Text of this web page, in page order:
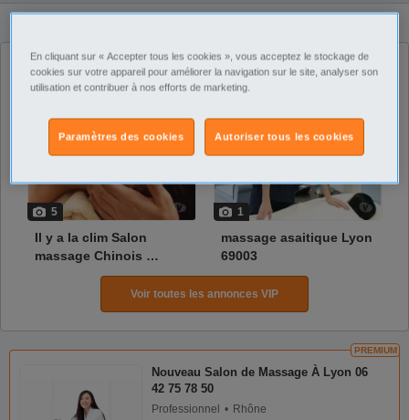
5
Il y a la clim Salon
massage Chinois
Thailand Tantrique
1
massage asaitique Lyon
69003
Voir toutes les annonces VIP
PREMIUM
Nouveau Salon de Massage À Lyon 06
42 75 78 50
Professionnel
Rhône
En cliquant sur « Accepter tous les cookies », vous acceptez le stockage de
cookies sur votre appareil pour améliorer la navigation sur le site, analyser son
utilisation et contribuer à nos efforts de marketing.
Autoriser tous les cookies
Paramètres des cookies